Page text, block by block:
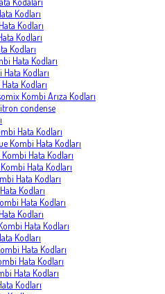
Kodları
Kodları
Kodları
Kodları
Hata Kodları
Kodları
Kodları
Kombi Arıza Kodları
condense
Hata Kodları
Kombi Hata Kodları
Hata Kodları
Hata Kodları
Hata Kodları
Kodları
Hata Kodları
Kodları
Hata Kodları
Kodları
Hata Kodları
Hata Kodları
Hata Kodları
Kodları